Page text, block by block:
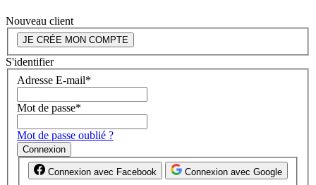
Nouveau client
JE CRÉE MON COMPTE
S'identifier
Adresse E-mail*
Mot de passe*
Mot de passe oublié ?
Connexion
Connexion avec Facebook Connexion avec Google